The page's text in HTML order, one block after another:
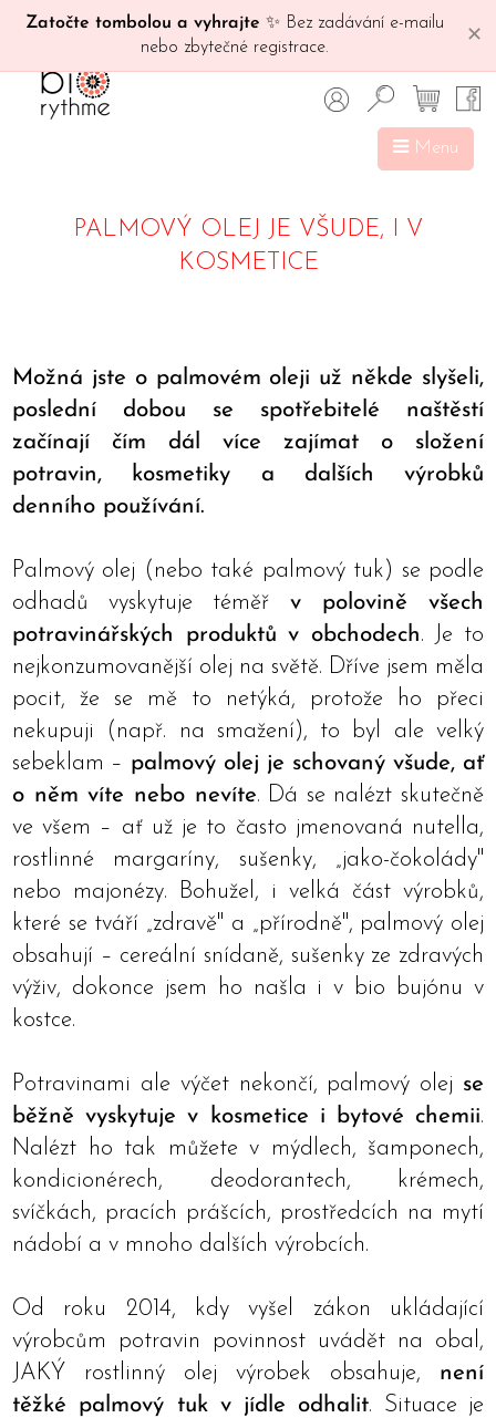
Zatočte tombolou a vyhrajte ✨ Bez zadávání e-mailu
nebo zbytečné registrace.
✕
Menu
PALMOVÝ OLEJ JE VŠUDE, I V
KOSMETICE
Možná jste o palmovém oleji už někde slyšeli,
poslední dobou se spotřebitelé naštěstí
začínají čím dál více zajímat o složení
potravin, kosmetiky a dalších výrobků
denního používání.
Palmový olej (nebo také palmový tuk) se podle
odhadů vyskytuje téměř v polovině všech
potravinářských produktů v obchodech. Je to
nejkonzumovanější olej na světě. Dříve jsem měla
pocit, že se mě to netýká, protože ho přeci
nekupuji (např. na smažení), to byl ale velký
sebeklam – palmový olej je schovaný všude, ať
o něm víte nebo nevíte. Dá se nalézt skutečně
ve všem – ať už je to často jmenovaná nutella,
rostlinné margaríny, sušenky, „jako-čokolády"
nebo majonézy. Bohužel, i velká část výrobků,
které se tváří „zdravě" a „přírodně", palmový olej
obsahují – cereální snídaně, sušenky ze zdravých
výživ, dokonce jsem ho našla i v bio bujónu v
kostce.
Potravinami ale výčet nekončí, palmový olej se
běžně vyskytuje v kosmetice i bytové chemii.
Nalézt ho tak můžete v mýdlech, šamponech,
kondicionérech, deodorantech, krémech,
svíčkách, pracích prášcích, prostředcích na mytí
nádobí a v mnoho dalších výrobcích.
Od roku 2014, kdy vyšel zákon ukládající
výrobcům potravin povinnost uvádět na obal,
JAKÝ rostlinný olej výrobek obsahuje, není
těžké palmový tuk v jídle odhalit. Situace je